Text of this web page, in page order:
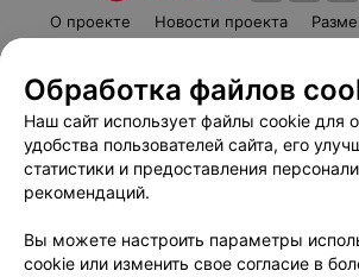
О проекте Новости проекта
Пользовательское соглашение
Вакансии
Партнеры
Написать руководителю
Обработка персональных
Обработка файлов
Наш сайт использует файлы cookie для
удобства пользователей сайта, его
статистики и предоставления
рекомендаций.
Вы можете настроить параметры
cookie или изменить свое согласие в